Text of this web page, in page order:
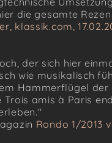
die gesamte
klassik.com,
der sich hier
wie musikalisch
Hammerflügel der
Trois amis à Paris
Rondo 1/2013